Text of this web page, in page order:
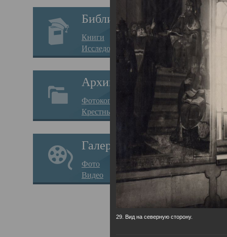
Библиотека
Книги
Исследования
Архив
Фотокопии дел
Крестные ходы
Галерея
Фото
Видео
29. Вид на северную сторону.